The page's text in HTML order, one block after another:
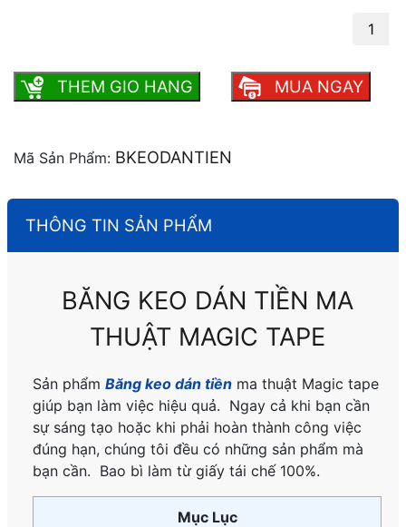
THEM GIO HANG MUA NGAY
Mã Sản Phẩm: BKEODANTIEN
THÔNG TIN SẢN PHẨM
BĂNG KEO DÁN TIỀN MA
THUẬT MAGIC TAPE
Sản phẩmBăng keo dán tiền ma thuật Magic tape
giúp bạn làm việc hiệu quả. Ngay cả khi bạn cần
sự sáng tạo hoặc khi phải hoàn thành công việc
đúng hạn, chúng tôi đều có những sản phẩm mà
bạn cần. Bao bì làm từ giấy tái chế 100%.
Mục Lục